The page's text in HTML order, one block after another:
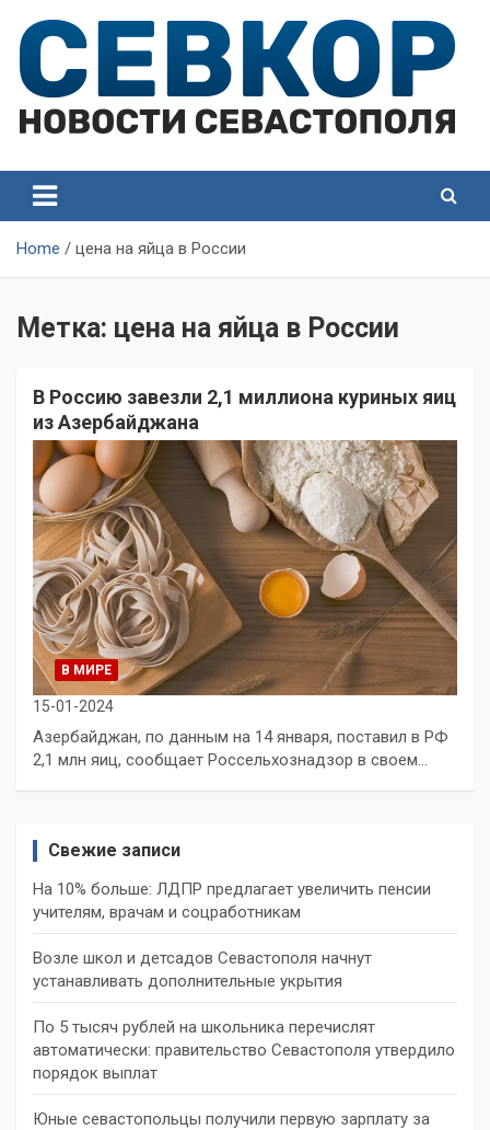
content
Севастополя
Севастополя
Home цена на яйца в России
Метка: цена на яйца в России
В Россию завезли 2,1 миллиона куриных яиц
из Азербайджана
В МИРЕ
15-01-2024
Азербайджан, по данным на 14 января, поставил в РФ
2,1 млн яиц, сообщает Россельхознадзор в своем…
Свежие записи
На 10% больше: ЛДПР предлагает увеличить пенсии
учителям, врачам и соцработникам
Возле школ и детсадов Севастополя начнут
устанавливать дополнительные укрытия
По 5 тысяч рублей на школьника перечислят
автоматически: правительство Севастополя утвердило
порядок выплат
Юные севастопольцы получили первую зарплату за